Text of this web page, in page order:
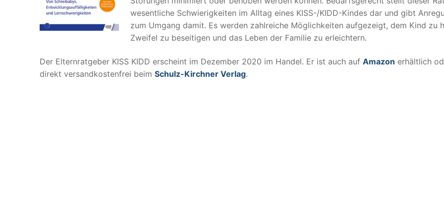
wesentliche Schwierigkeiten im Alltag eines KISS-/KIDD-Kindes dar und gibt
zum Umgang damit. Es werden zahlreiche Möglichkeiten aufgezeigt, dem Kind zu
Zweifel zu beseitigen und das Leben der Familie zu erleichtern.
Der Elternratgeber KISS KIDD erscheint im Dezember 2020 im Handel. Er ist auch auf Amazon erhältlich
direkt versandkostenfrei beim Schulz-Kirchner Verlag.